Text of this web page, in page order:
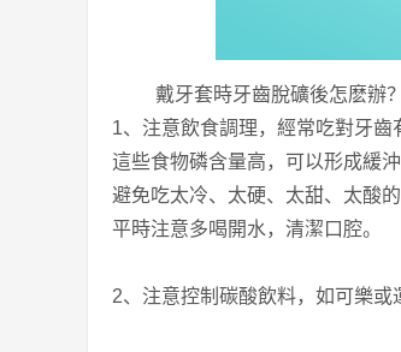
戴牙套時牙齒脫礦後怎麽辦？
1、注意飲食調理，經常吃對牙齒
這些食物磷含量高，可以形成緩
避免吃太冷、太硬、太甜、太酸
平時注意多喝開水，清潔口腔。
2、注意控制碳酸飲料，如可樂或